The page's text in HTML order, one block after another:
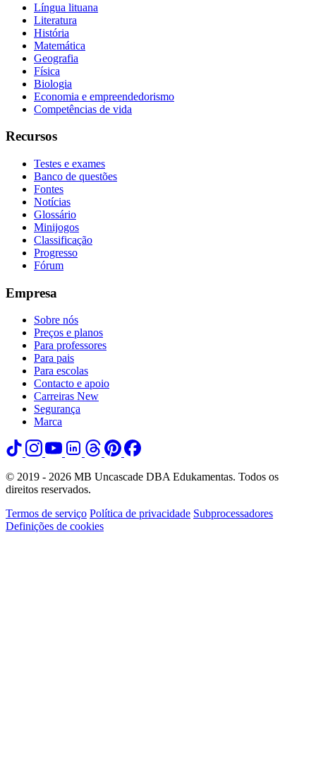
Língua lituana
Literatura
História
Matemática
Geografia
Física
Biologia
Economia e empreendedorismo
Competências de vida
Recursos
Testes e exames
Banco de questões
Fontes
Notícias
Glossário
Minijogos
Classificação
Progresso
Fórum
Empresa
Sobre nós
Preços e planos
Para professores
Para pais
Para escolas
Contacto e apoio
Carreiras New
Segurança
Marca
© 2019 - 2026 MB Uncascade DBA Edukamentas. Todos os
direitos reservados.
Termos de serviço Política de privacidade Subprocessadores
Definições de cookies